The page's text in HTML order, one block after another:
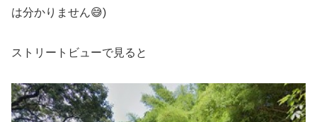
は分かりません😅)
ストリートビューで見ると